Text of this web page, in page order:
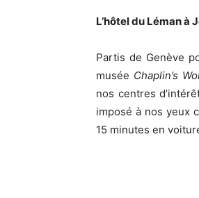
L’hôtel du Léman
Partis de Genève
musée Chaplin’s
nos centres
imposé à nos yeux
15 minutes en